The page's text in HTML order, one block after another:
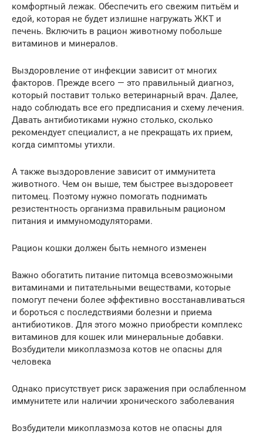
комфортный лежак. Обеспечить его свежим питьём и
едой, которая не будет излишне нагружать ЖКТ и
печень. Включить в рацион животному побольше
витаминов и минералов.
Выздоровление от инфекции зависит от многих
факторов. Прежде всего — это правильный диагноз,
который поставит только ветеринарный врач. Далее,
надо соблюдать все его предписания и схему лечения.
Давать антибиотиками нужно столько, сколько
рекомендует специалист, а не прекращать их прием,
когда симптомы утихли.
А также выздоровление зависит от иммунитета
животного. Чем он выше, тем быстрее выздоровеет
питомец. Поэтому нужно помогать поднимать
резистентность организма правильным рационом
питания и иммуномодуляторами.
Рацион кошки должен быть немного изменен
Важно обогатить питание питомца всевозможными
витаминами и питательными веществами, которые
помогут печени более эффективно восстанавливаться
и бороться с последствиями болезни и приема
антибиотиков. Для этого можно приобрести комплекс
витаминов для кошек или минеральные добавки.
Возбудители микоплазмоза котов не опасны для
человека
Однако присутствует риск заражения при ослабленном
иммунитете или наличии хронического заболевания
Возбудители микоплазмоза котов не опасны для